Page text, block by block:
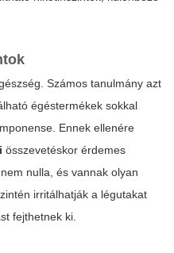
Számos tanulmány azt
égéstermékek sokkal
Ennek ellenére
összevetéskor érdemes
nulla, és vannak olyan
irritálhatják a légutakat
fejthetnek ki.